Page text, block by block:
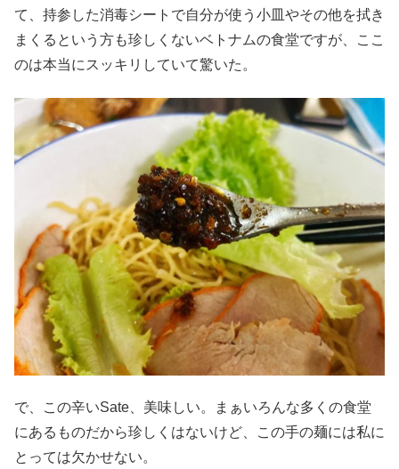
て、持参した消毒シートで自分が使う小皿やその他を拭き
まくるという方も珍しくないベトナムの食堂ですが、ここ
のは本当にスッキリしていて驚いた。
で、この辛いSate、美味しい。まぁいろんな多くの食堂
にあるものだから珍しくはないけど、この手の麺には私に
とっては欠かせない。